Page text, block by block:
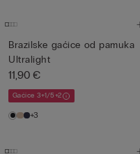
Brazilske gaćice od pamuka
Ultralight
11,90 €
Gaćice 3+1/5+2
+3